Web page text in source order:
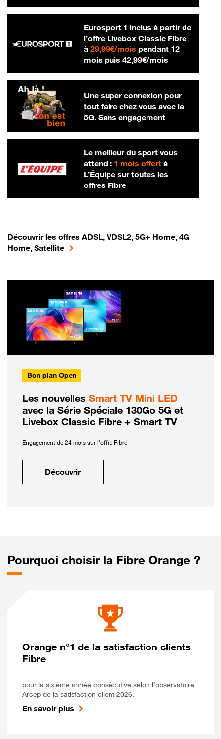
Eurosport 1 inclus à partir de
l’offre Livebox Classic Fibre
à 29,99€/mois29,99 € par mois
pendant 12
mois puis 42,99€/mois42,99 € par
Une super connexion pour
tout faire chez vous avec la
5G. Sans engagement
Le meilleur du sport vous
attend : 1 mois offertà
L’Équipe sur toutes les
offres Fibre
Découvrir les offres ADSL, VDSL2, 5G+ Home, 4G
Home, Satellite
Bon plan Open
Les nouvelles Smart TV Mini LED
avec la Série Spéciale 130Go 5G et
Livebox Classic Fibre + Smart TV
Engagement de 24 mois sur l'offre Fibre
Découvrir
Pourquoi choisir la Fibre Orange ?
Orange n°1 de la satisfaction clients
Fibre
pour la sixième année consécutive selon l’observatoire
Arcep de la satisfaction client 2026.
En savoir plus